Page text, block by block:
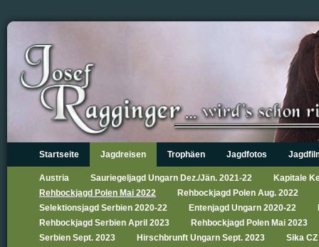
Startseite Jagdreisen Trophäen Jagdfotos
Austria Sauriegeljagd Ungarn Dez./Jän. 2021-22
Kapitale
Rehbockjagd Polen Mai 2022
Rehbockjagd Polen Aug. 2022
Selektionsjagd Serbien 2020-22
Entenjagd Ungarn 2020-22
Rehbockjagd Serbien April 2023
Rehbockjagd Polen Mai 2023
Serbien Sept. 2023
Hirschbrunft Ungarn Sept. 2023
Sika